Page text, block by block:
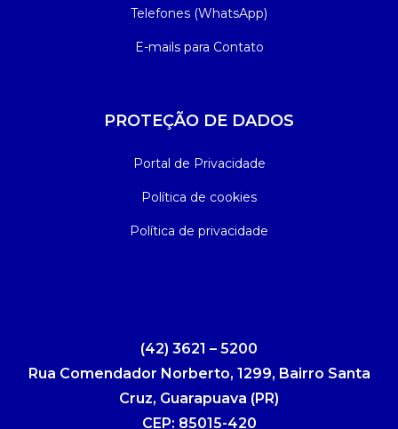
Telefones (WhatsApp)
E-mails para Contato
PROTEÇÃO DE DADOS
Portal de Privacidade
Política de cookies
Política de privacidade
(42) 3621 – 5200
Rua Comendador Norberto, 1299, Bairro Santa
Cruz, Guarapuava (PR)
CEP: 85015-420